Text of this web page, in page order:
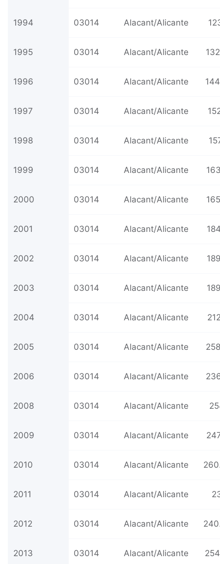
1994 03014 Alacant/Alicante
1995 03014 Alacant/Alicante
1996 03014 Alacant/Alicante
1997 03014 Alacant/Alicante
1998 03014 Alacant/Alicante
1999 03014 Alacant/Alicante
2000 03014 Alacant/Alicante
2001 03014 Alacant/Alicante
2002 03014 Alacant/Alicante
2003 03014 Alacant/Alicante
2004 03014 Alacant/Alicante
2005 03014 Alacant/Alicante
2006 03014 Alacant/Alicante
2008 03014 Alacant/Alicante
2009 03014 Alacant/Alicante
2010 03014 Alacant/Alicante
2011 03014 Alacant/Alicante
2012 03014 Alacant/Alicante
2013 03014 Alacant/Alicante